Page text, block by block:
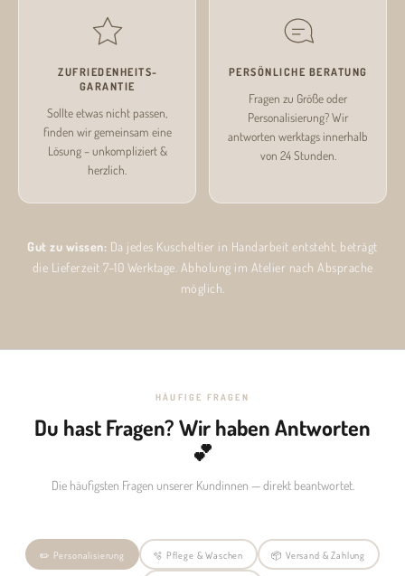
ZUFRIEDENHEITS­
GARANTIE
Sollte etwas nicht passen,
finden wir gemeinsam eine
Lösung – unkompliziert &
herzlich.
PERSÖNLICHE BERATUNG
Fragen zu Größe oder
Personalisierung? Wir
antworten werktags innerhalb
von 24 Stunden.
Gut zu wissen: Da jedes Kuscheltier in Handarbeit entsteht, beträgt
die Lieferzeit 7–10 Werktage. Abholung im Atelier nach Absprache
möglich.
HÄUFIGE FRAGEN
Du hast Fragen? Wir haben Antworten
💕
Die häufigsten Fragen unserer Kundinnen — direkt beantwortet.
✏️ Personalisierung 🫧 Pflege & Waschen 📦 Versand & Zahlung